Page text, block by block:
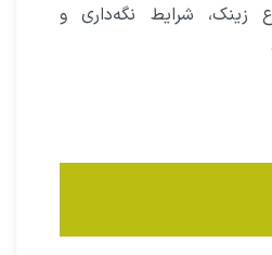
زینک، شرایط نگه‌داری و